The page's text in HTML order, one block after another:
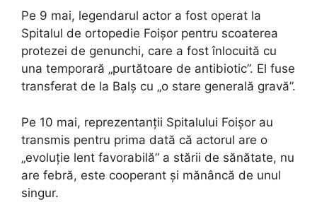
Pe 9 mai, legendarul actor a fost operat la
Spitalul de ortopedie Foișor pentru scoaterea
protezei de genunchi, care a fost înlocuită cu
una temporară „purtătoare de antibiotic”. El fuse
transferat de la Balș cu „o stare generală gravă”.
Pe 10 mai, reprezentanții Spitalului Foișor au
transmis pentru prima dată că actorul are o
„evoluție lent favorabilă” a stării de sănătate, nu
are febră, este cooperant și mănâncă de unul
singur.